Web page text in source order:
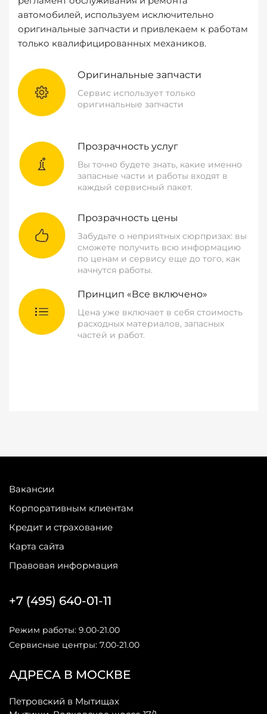
автомобилей, используем исключительно
оригинальные запчасти и привлекаем к работам
только квалифицированных механиков.
Оригинальные запчасти
Сервис использует только
оригинальные запчасти
Прозрачность услуг
Вы точно будете знать, какие именно
запасные части и работы входят в
каждый сервисный пакет.
Прозрачность цены
Забудьте о неприятных сюрпризах: вы
сможете получить всю информацию
по ценам и сервису еще до того, как
начнутся работы.
Принцип «Все включено»
Цена уже включает в себя стоимость
расходных материалов, запасных
частей и работ.
Вакансии
Корпоративным клиентам
Кредит и страхование
Карта сайта
Правовая информация
АДРЕСА В МОСКВЕ
Петровский в Мытищах
+7 (495) 640-01-11
Режим работы: 9.00-21.00
Сервисные центры: 7.00-21.00